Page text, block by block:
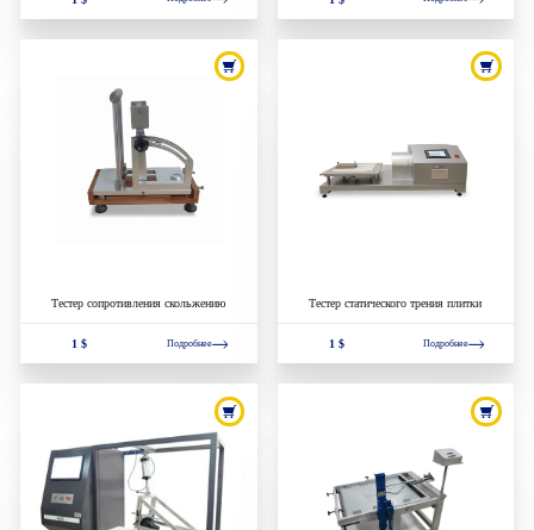
Тестер сопротивления скольжению
1 $ Подробнее
Тестер статического трения плитки
1 $ Подробнее